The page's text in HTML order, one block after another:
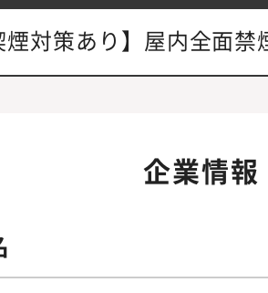
煙対策あり】屋内全面禁
企業情報